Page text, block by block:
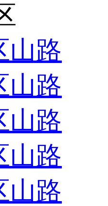
山路
山路
山路
山路
山路